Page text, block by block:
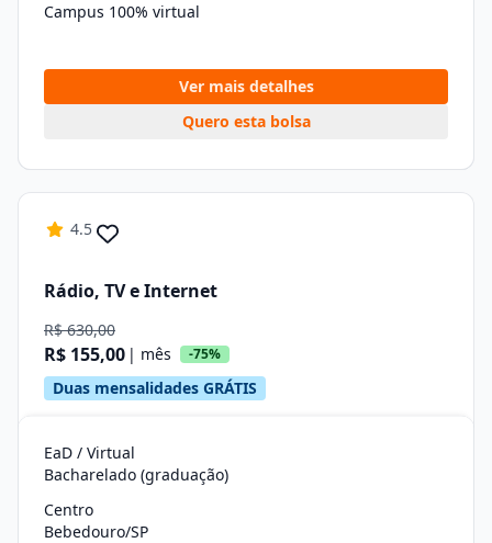
Campus 100% virtual
Ver mais detalhes
Quero esta bolsa
4.5
Rádio, TV e Internet
R$ 630,00
R$ 155,00 | mês -75%
Duas mensalidades GRÁTIS
EaD / Virtual
Bacharelado (graduação)
Centro
Bebedouro/SP